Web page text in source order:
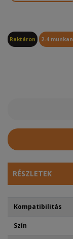
Raktáron 2-4
RÉSZLETEK
Kompatibilitás
Szín